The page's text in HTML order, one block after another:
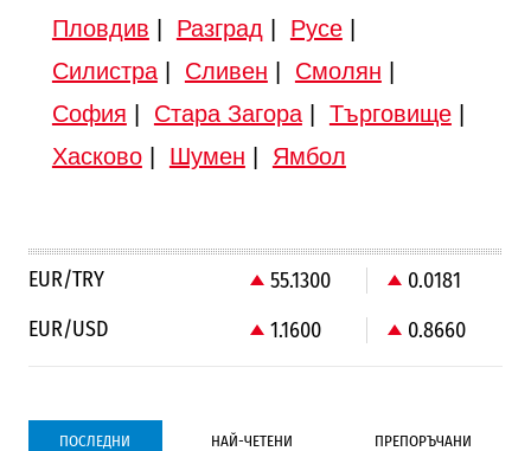
Пловдив | Разград | Русе|
Силистра| Сливен | Смолян |
София | Стара Загора| Търговище|
Хасково| Шумен | Ямбол
EUR/TRY 55.1300
0.0181
EUR/USD
1.1600 0.8660
ПОСЛЕДНИ НАЙ-ЧЕТЕНИ ПРЕПОРЪЧАНИ